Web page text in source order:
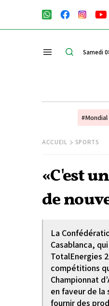
Samedi
ACCUEIL SPORTS
«C'est
de
La
Casablanca,
TotalEnergies
compétitions
Championnat
en faveur de
fournir des